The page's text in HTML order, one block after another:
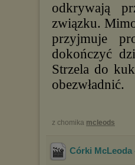
odkrywają
związku.
przyjmuje
dokończyć
Strzela do
obezwładnić.
z chomika mcleods
Córki McLeoda